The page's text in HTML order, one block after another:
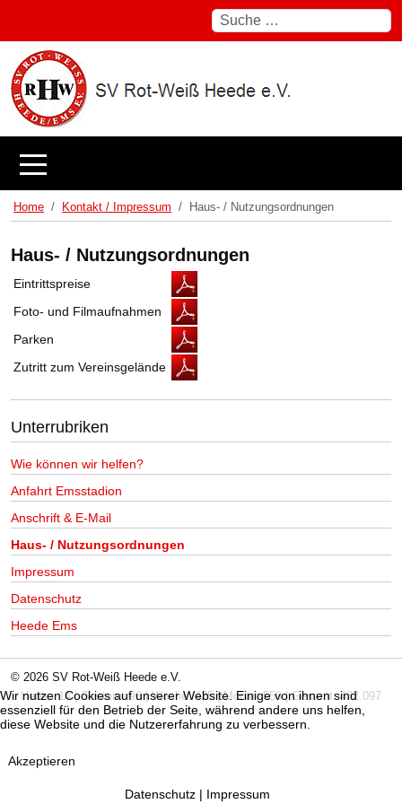
Suchen
Mobile Menu Toggle
Home Kontakt / Impressum Haus- / Nutzungsordnungen
Haus- / Nutzungsordnungen
Eintrittspreise
Foto- und Filmaufnahmen
Parken
Zutritt zum Vereinsgelände
Unterrubriken
Wie können wir helfen?
Anfahrt Emsstadion
Anschrift & E-Mail
Haus- / Nutzungsordnungen
Impressum
Datenschutz
Heede Ems
© 2026 SV Rot-Weiß Heede e.V.
Heute: 14 | Gestern: 96 | Woche: 425 | Monat: 556 | Gesamt: 432.097
Wir nutzen Cookies auf unserer Website. Einige von ihnen sind
essenziell für den Betrieb der Seite, während andere uns helfen,
diese Website und die Nutzererfahrung zu verbessern.
Akzeptieren
Datenschutz| Impressum